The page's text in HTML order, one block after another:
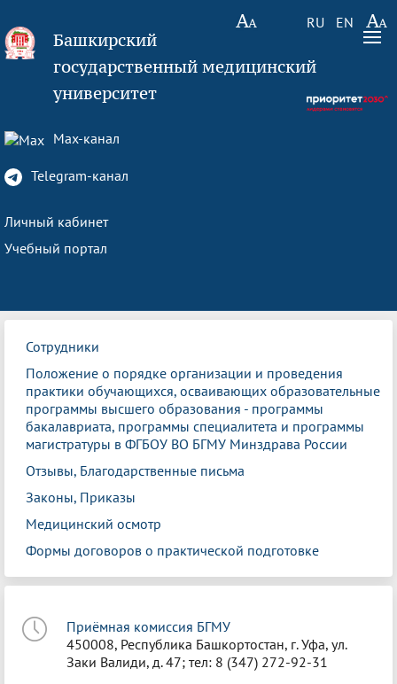
RU EN
Башкирский
государственный медицинский
университет
Max-канал
Telegram-канал
Личный кабинет
Учебный портал
Сотрудники
Положение о порядке организации и проведения
практики обучающихся, осваивающих образовательные
программы высшего образования - программы
бакалавриата, программы специалитета и программы
магистратуры в ФГБОУ ВО БГМУ Минздрава России
Отзывы, Благодарственные письма
Законы, Приказы
Медицинский осмотр
Формы договоров о практической подготовке
Приёмная комиссия БГМУ
450008, Республика Башкортостан, г. Уфа, ул.
Заки Валиди, д. 47; тел: 8 (347) 272-92-31